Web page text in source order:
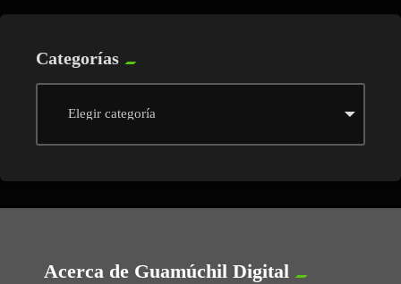
Categorías
Acerca de Guamúchil Digital